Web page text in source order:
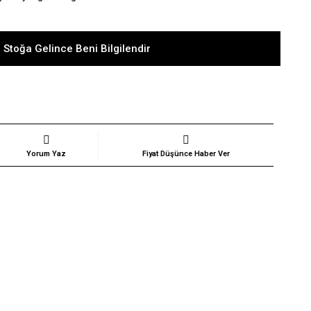
Stoğa Gelince Beni Bilgilendir
Yorum Yaz Fiyat Düşünce Haber Ver